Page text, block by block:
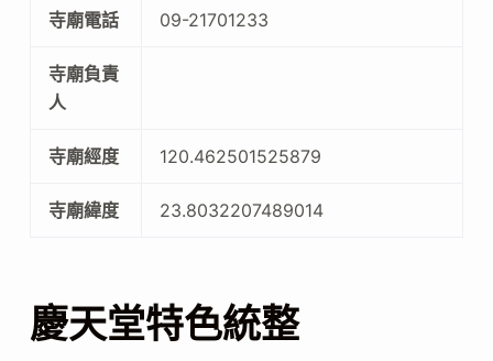
寺廟電話 09-21701233
寺廟負責
人
寺廟經度 120.462501525879
寺廟緯度 23.8032207489014
慶天堂特色統整